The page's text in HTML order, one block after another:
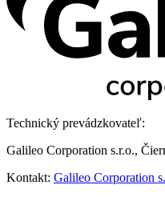
Technický prevádzkovateľ:
Galileo Corporation s.r.o.,
Kontakt: Galileo Corporation